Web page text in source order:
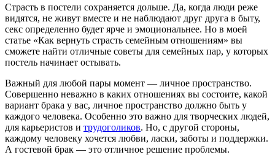
Страсть в постели сохраняется дольше. Да, когда люди реже
видятся, не живут вместе и не наблюдают друг друга в быту,
секс определенно будет ярче и эмоциональнее. Но в моей
статье «Как вернуть страсть семейным отношениям» вы
сможете найти отличные советы для семейных пар, у которых
постель начинает остывать.
Важный для любой пары момент — личное пространство.
Совершенно неважно в каких отношениях вы состоите, какой
вариант брака у вас, личное пространство должно быть у
каждого человека. Особенно это важно для творческих людей,
для карьеристов и трудоголиков. Но, с другой стороны,
каждому человеку хочется любви, ласки, заботы и поддержки.
А гостевой брак — это отличное решение проблемы.